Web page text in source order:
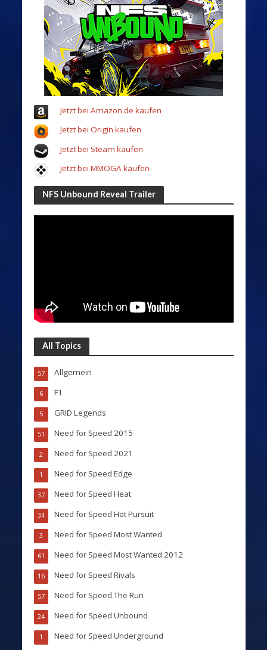
Jetzt bei Amazon.de kaufen
Jetzt bei Origin kaufen
Jetzt bei Steam kaufen
Jetzt bei MMOGA kaufen
NFS Unbound Reveal Trailer
All Topics
Allgemein
57
F1
6
GRID Legends
5
Need for Speed 2015
51
Need for Speed 2021
2
Need for Speed Edge
1
Need for Speed Heat
37
Need for Speed Hot Pursuit
34
Need for Speed Most Wanted
3
Need for Speed Most Wanted 2012
61
Need for Speed Rivals
16
Need for Speed The Run
57
Need for Speed Unbound
24
Need for Speed Underground
1